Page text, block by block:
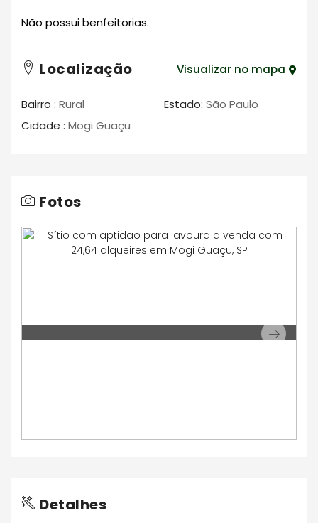
Não possui benfeitorias.
Localização Visualizar no mapa
Bairro : Rural
Cidade : Mogi Guaçu
Estado: São Paulo
Fotos
Next
Detalhes